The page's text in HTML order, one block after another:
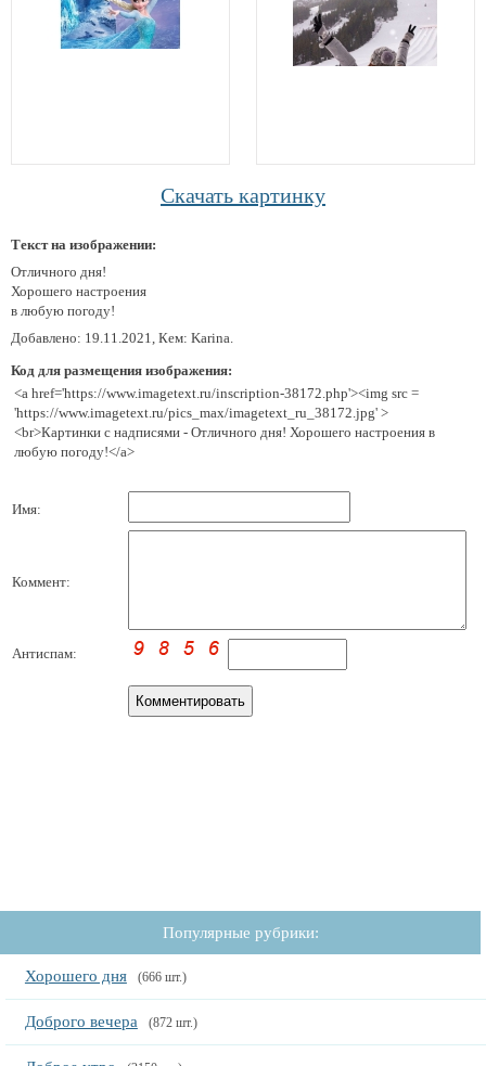
Скачать картинку
Текст на изображении:
Отличного дня!
Хорошего настроения
в любую погоду!
Добавлено: 19.11.2021, Кем: Karina.
Код для размещения изображения:
<a href='https://www.imagetext.ru/inscription-38172.php'><img src =
'https://www.imagetext.ru/pics_max/imagetext_ru_38172.jpg' >
<br>Картинки с надписями - Отличного дня! Хорошего настроения в
любую погоду!</a>
Имя:
Коммент:
Антиспам:
Популярные рубрики:
Хорошего дня (666 шт.)
Доброго вечера (872 шт.)